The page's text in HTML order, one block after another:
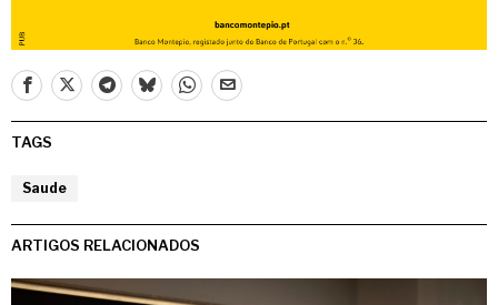
TAGS
Saude
ARTIGOS RELACIONADOS